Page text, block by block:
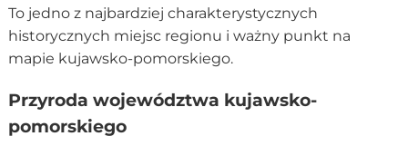
To jedno z najbardziej charakterystycznych
historycznych miejsc regionu i ważny punkt na
mapie kujawsko-pomorskiego.
Przyroda województwa kujawsko-
pomorskiego